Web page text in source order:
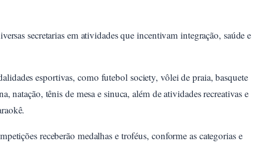
secretarias em atividades que incentivam integração, saúde e
esportivas, como futebol society, vôlei de praia, basquete
natação, tênis de mesa e sinuca, além de atividades recreativas e
receberão medalhas e troféus, conforme as categorias e